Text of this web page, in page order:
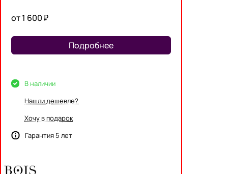
от 1 600 ₽
Подробнее
В наличии
Нашли дешевле?
Хочу в подарок
Гарантия 5 лет